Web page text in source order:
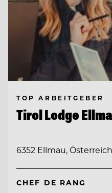
TOP ARBEITGEBER
Tirol Lodge
6352 Ellmau, Österreich
CHEF DE RANG